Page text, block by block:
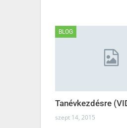
BLOG
Tanévkezdésre
szept 14, 2015